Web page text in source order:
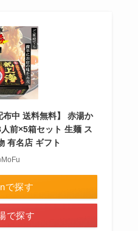
布中 送料無料】 赤湯か
前×5箱セット 生麺 ス
有名店 ギフト
で探す
で探す